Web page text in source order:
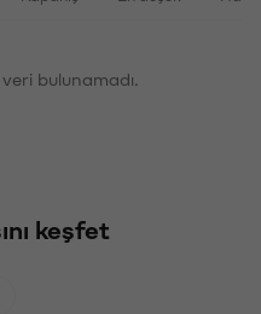
bulunamadı.
keşfet